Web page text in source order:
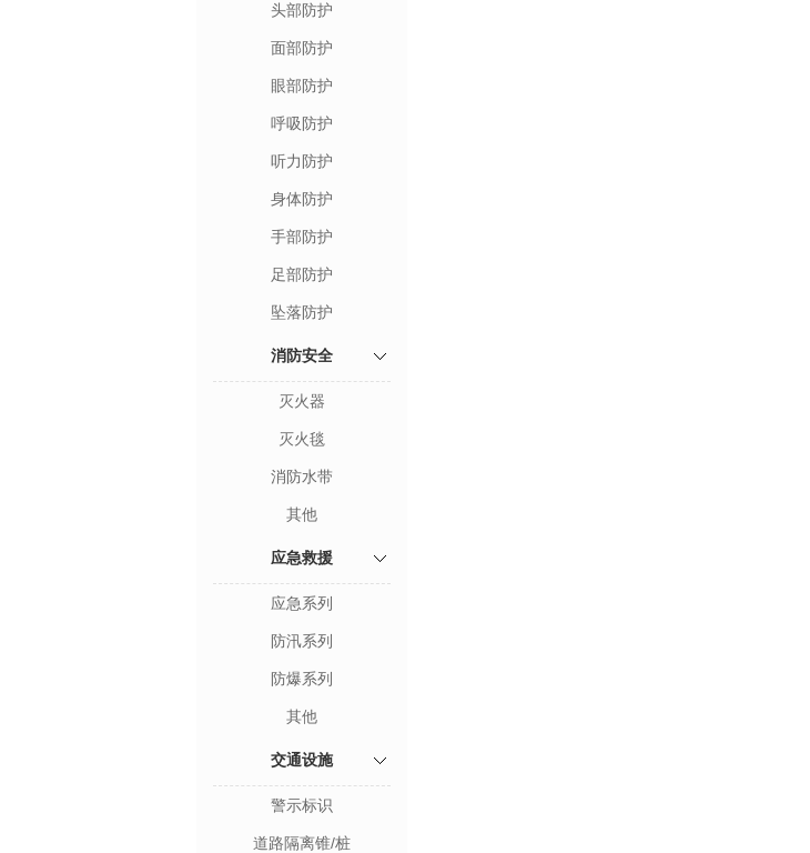
头部防护
面部防护
眼部防护
呼吸防护
听力防护
身体防护
手部防护
足部防护
坠落防护
消防安全
灭火器
灭火毯
消防水带
其他
应急救援
应急系列
防汛系列
防爆系列
其他
交通设施
警示标识
道路隔离锥/桩